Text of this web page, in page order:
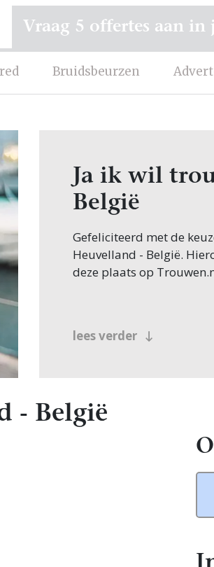
Bruidsbeurzen
Vraag 5 offertes aan in
Ja ik wil
België
Gefeliciteerd met de
Heuvelland - België.
deze plaats op
lees verder
- België